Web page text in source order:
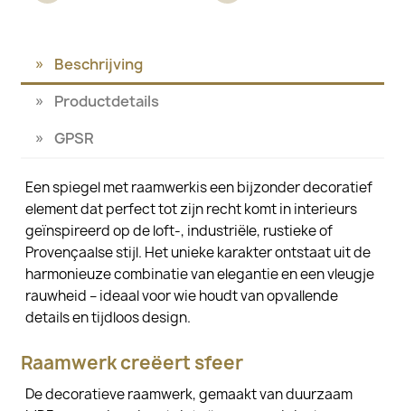
Beschrijving
Productdetails
GPSR
Een spiegel met raamwerkis een bijzonder decoratief
element dat perfect tot zijn recht komt in interieurs
geïnspireerd op de loft-, industriële, rustieke of
Provençaalse stijl. Het unieke karakter ontstaat uit de
harmonieuze combinatie van elegantie en een vleugje
rauwheid – ideaal voor wie houdt van opvallende
details en tijdloos design.
Raamwerk creëert sfeer
De decoratieve raamwerk, gemaakt van duurzaam